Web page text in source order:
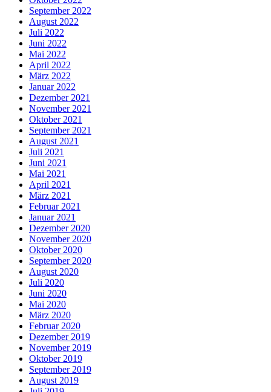
September 2022
August 2022
Juli 2022
Juni 2022
Mai 2022
April 2022
März 2022
Januar 2022
Dezember 2021
November 2021
Oktober 2021
September 2021
August 2021
Juli 2021
Juni 2021
Mai 2021
April 2021
März 2021
Februar 2021
Januar 2021
Dezember 2020
November 2020
Oktober 2020
September 2020
August 2020
Juli 2020
Juni 2020
Mai 2020
März 2020
Februar 2020
Dezember 2019
November 2019
Oktober 2019
September 2019
August 2019